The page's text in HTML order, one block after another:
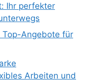
Ihr perfekter
Top-Angebote für
Arbeiten und